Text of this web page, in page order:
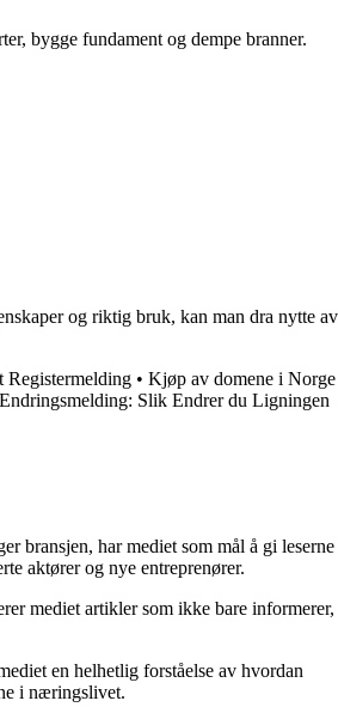
bygge fundament og dempe branner.
og riktig bruk, kan man dra nytte av
Registermelding • Kjøp av domene i Norge
Endringsmelding: Slik Endrer du Ligningen
bransjen, har mediet som mål å gi leserne
aktører og nye entreprenører.
mediet artikler som ikke bare informerer,
en helhetlig forståelse av hvordan
i næringslivet.